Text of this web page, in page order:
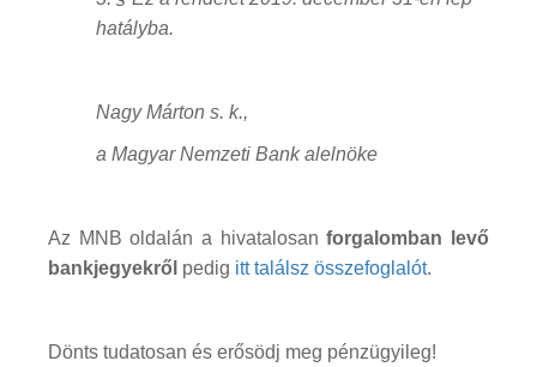
hatályba.
Nagy Márton s. k.,
a Magyar Nemzeti Bank alelnöke
Az MNB oldalán a hivatalosanforgalomban levő
bankjegyekről pedig itt találsz összefoglalót.
Dönts tudatosan és erősödj meg pénzügyileg!